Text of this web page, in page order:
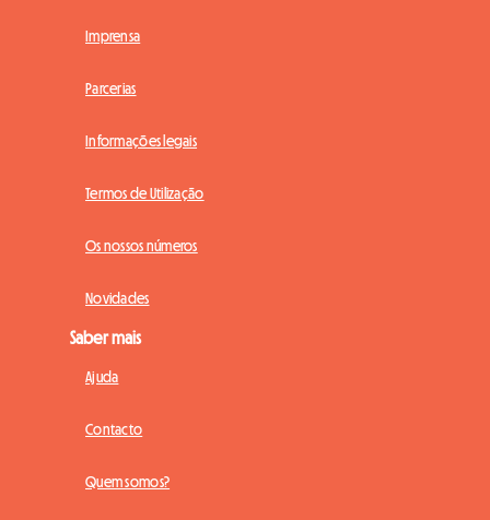
Imprensa
Parcerias
Informações legais
Termos de Utilização
Os nossos números
Novidades
Saber mais
Ajuda
Contacto
Quem somos?